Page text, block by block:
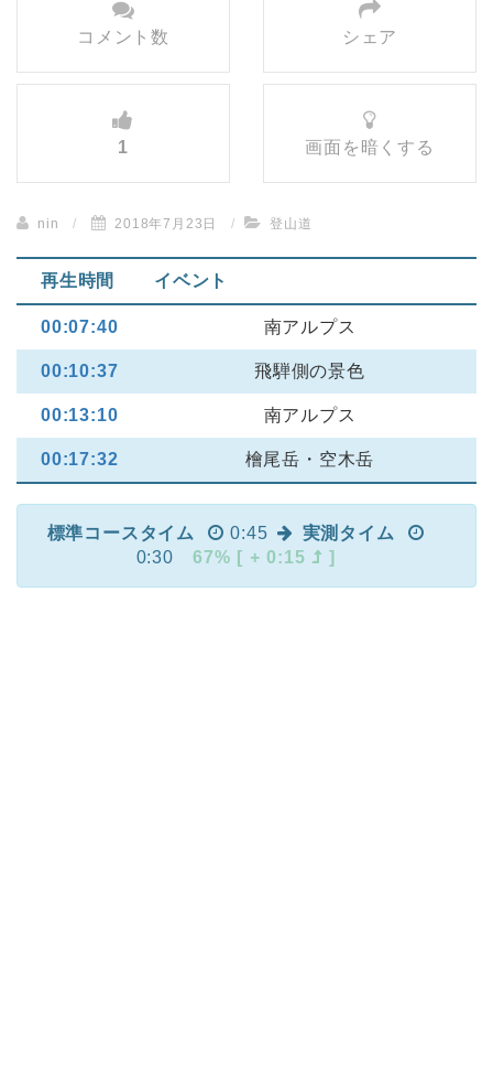
コメント数 シェア
1 画面を暗くする
nin / 2018年7月23日 / 登山道
再生時間 イベント
00:07:40 南アルプス
00:10:37 飛騨側の景色
00:13:10 南アルプス
00:17:32 檜尾岳・空木岳
標準コースタイム 0:45
実測タイム
0:30
67% [ + 0:15 ]